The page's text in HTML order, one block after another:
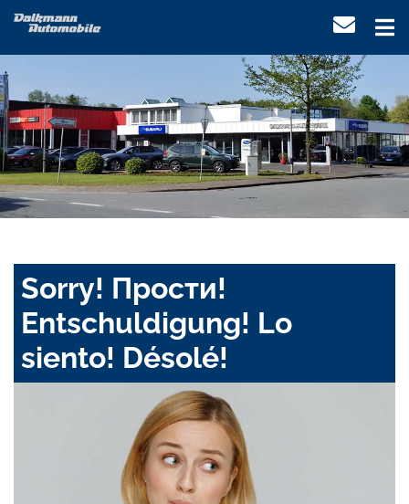
Sorry! Прости!
Entschuldigung! Lo
siento! Désolé!